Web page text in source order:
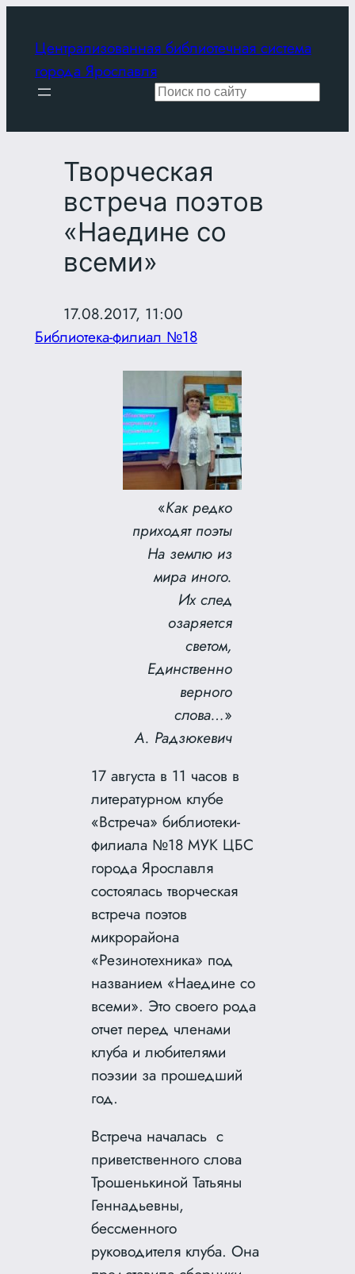
содержимому
Централизованная библиотечная система
города Ярославля
Поиск
Творческая
встреча поэтов
«Наедине со
всеми»
17.08.2017, 11:00
Библиотека-филиал №18
«Как редко
приходят поэты
На землю из
мира иного.
Их след
озаряется
светом,
Единственно
верного
слова…»
А. Радзюкевич
17 августа в 11 часов в
литературном клубе
«Встреча» библиотеки-
филиала №18 МУК ЦБС
города Ярославля
состоялась творческая
встреча поэтов
микрорайона
«Резинотехника» под
названием «Наедине со
всеми». Это своего рода
отчет перед членами
клуба и любителями
поэзии за прошедший
год.
Встреча началась с
приветственного слова
Трошенькиной Татьяны
Геннадьевны,
бессменного
руководителя клуба. Она